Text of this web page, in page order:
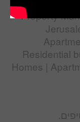
Property
Residential
Homes |